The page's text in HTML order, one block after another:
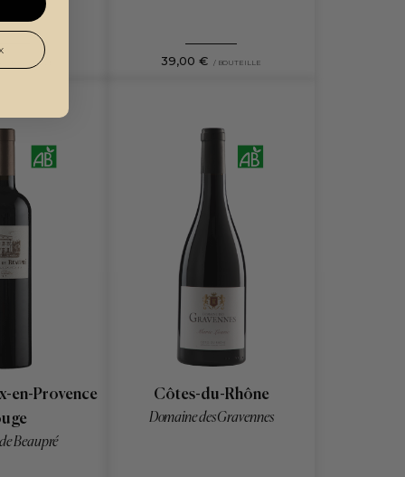
/ BOUTEILLE 39,00 € / BOUTEILLE
en-Provence
Beaupré
Côtes-du-Rhône
Domaine des Gravennes